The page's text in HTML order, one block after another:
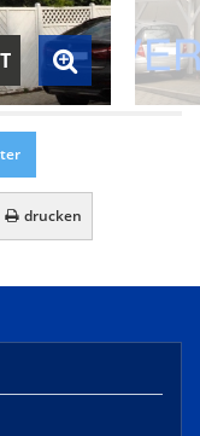
drucken